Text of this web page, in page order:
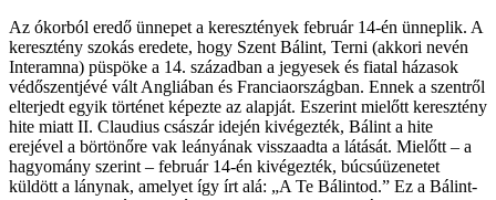
Az ókorból eredő ünnepet a keresztények február 14-én ünneplik. A
keresztény szokás eredete, hogy Szent Bálint, Terni (akkori nevén
Interamna) püspöke a 14. században a jegyesek és fiatal házasok
védőszentjévé vált Angliában és Franciaországban. Ennek a szentről
elterjedt egyik történet képezte az alapját. Eszerint mielőtt keresztény
hite miatt II. Claudius császár idején kivégezték, Bálint a hite
erejével a börtönőre vak leányának visszaadta a látását. Mielőtt – a
hagyomány szerint – február 14-én kivégezték, búcsúüzenetet
küldött a lánynak, amelyet így írt alá: „A Te Bálintod.” Ez a Bálint-